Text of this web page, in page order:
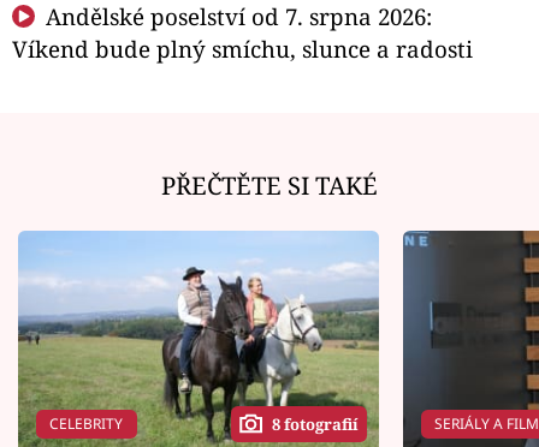
Andělské poselství od 7. srpna 2026:
Víkend bude plný smíchu, slunce a radosti
PŘEČTĚTE SI TAKÉ
CELEBRITY 8 fotografií SERIÁLY A